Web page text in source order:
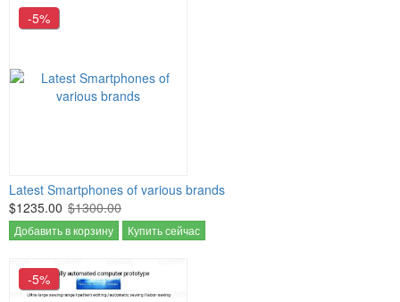
-5%
Latest Smartphones of various brands
$1235.00 $1300.00
Добавить в корзину Купить сейчас
-5%